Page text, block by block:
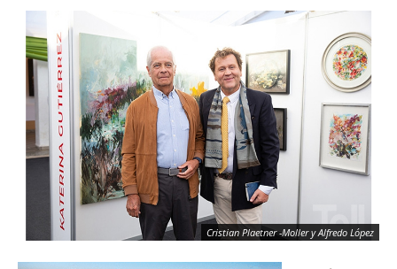
Cristian Plaetner -Moller y Alfredo López